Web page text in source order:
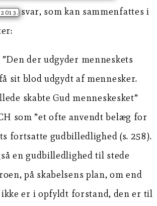
svar, som kan sammenfattes i
”Den der udgyder menneskets
sit blod udgydt af mennesker.
skabte Gud menneskesket”
som ”et ofte anvendt belæg for
fortsatte gudbilledlighed (s. 258).
en gudbilledlighed til stede
på skabelsens plan, om end
er i opfyldt forstand, den er til